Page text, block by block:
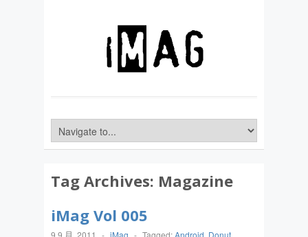
Tag Archives: Magazine
iMag Vol 005
9 9 月, 2011 - iMag - Tagged:Android, Donut,